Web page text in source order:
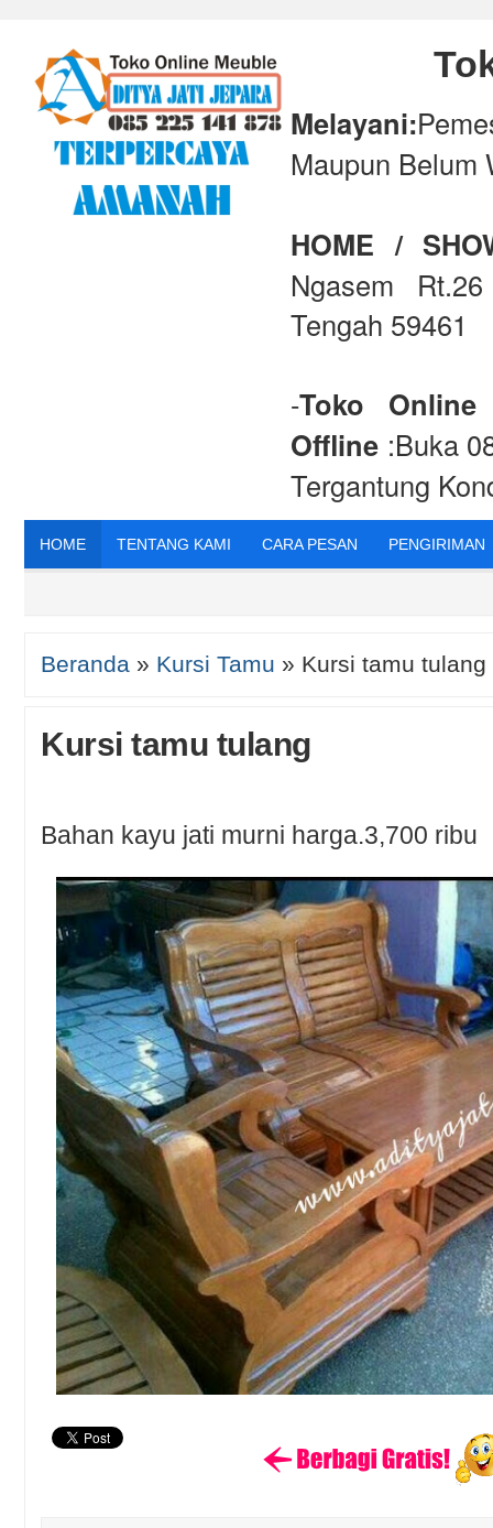
Melayani:
Maupun Belum
HOME /
Ngasem
Tengah 59461
-Toko Online
Offline :Buka
Tergantung
HOME TENTANG KAMI CARA PESAN PENGIRIMAN
Beranda » Kursi Tamu » Kursi tamu tulang
Kursi tamu tulang
Bahan kayu jati murni harga.3,700 ribu